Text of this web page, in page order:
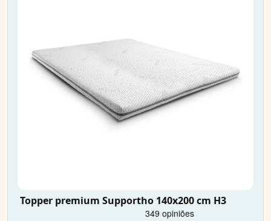
Topper premium Supportho 140x200 cm H3